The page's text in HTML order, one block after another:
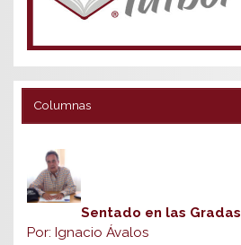
Columnas
Sentado en las Gradas
Por: Ignacio Ávalos